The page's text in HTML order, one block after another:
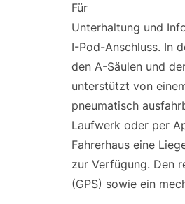
Für
Unterhaltung und
I-Pod-Anschluss. In
den A-Säulen und
unterstützt von
pneumatisch
Laufwerk oder per
Fahrerhaus eine
zur Verfügung. Den
(GPS) sowie ein